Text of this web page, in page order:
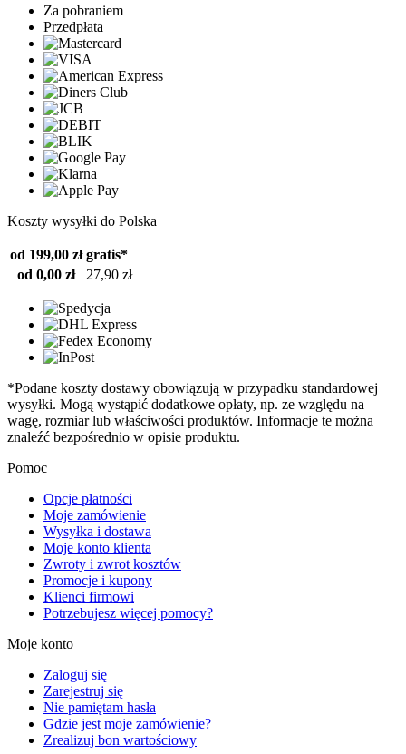
Za pobraniem
Przedpłata
Koszty wysyłki do Polska
od 199,00 zł gratis*
od 0,00 zł
27,90 zł
*Podane koszty dostawy obowiązują w przypadku standardowej
wysyłki. Mogą wystąpić dodatkowe opłaty, np. ze względu na
wagę, rozmiar lub właściwości produktów. Informacje te można
znaleźć bezpośrednio w opisie produktu.
Pomoc
Opcje płatności
Moje zamówienie
Wysyłka i dostawa
Moje konto klienta
Zwroty i zwrot kosztów
Promocje i kupony
Klienci firmowi
Potrzebujesz więcej pomocy?
Moje konto
Zaloguj się
Zarejestruj się
Nie pamiętam hasła
Gdzie jest moje zamówienie?
Zrealizuj bon wartościowy